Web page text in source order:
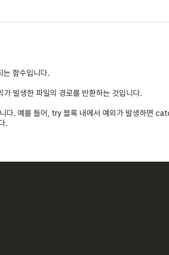
함수입니다.
발생한 파일의 경로를 반환하는 것입니다.
다. 예를 들어, try 블록 내에서 예외가 발생하면
.